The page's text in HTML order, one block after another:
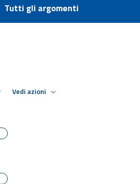
Tutti gli argomenti
Vedi azioni